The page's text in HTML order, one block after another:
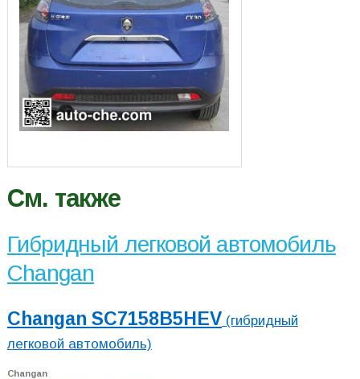
См. также
Гибридный легковой автомобиль
Changan
Changan SC7158B5HEV (гибридный
легковой автомобиль)
Changan